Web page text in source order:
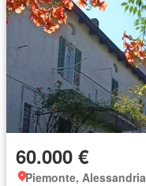
60.000 €
Piemonte, Alessandria